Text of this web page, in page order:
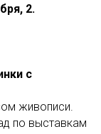
2.
с
живописи.
по выставкам